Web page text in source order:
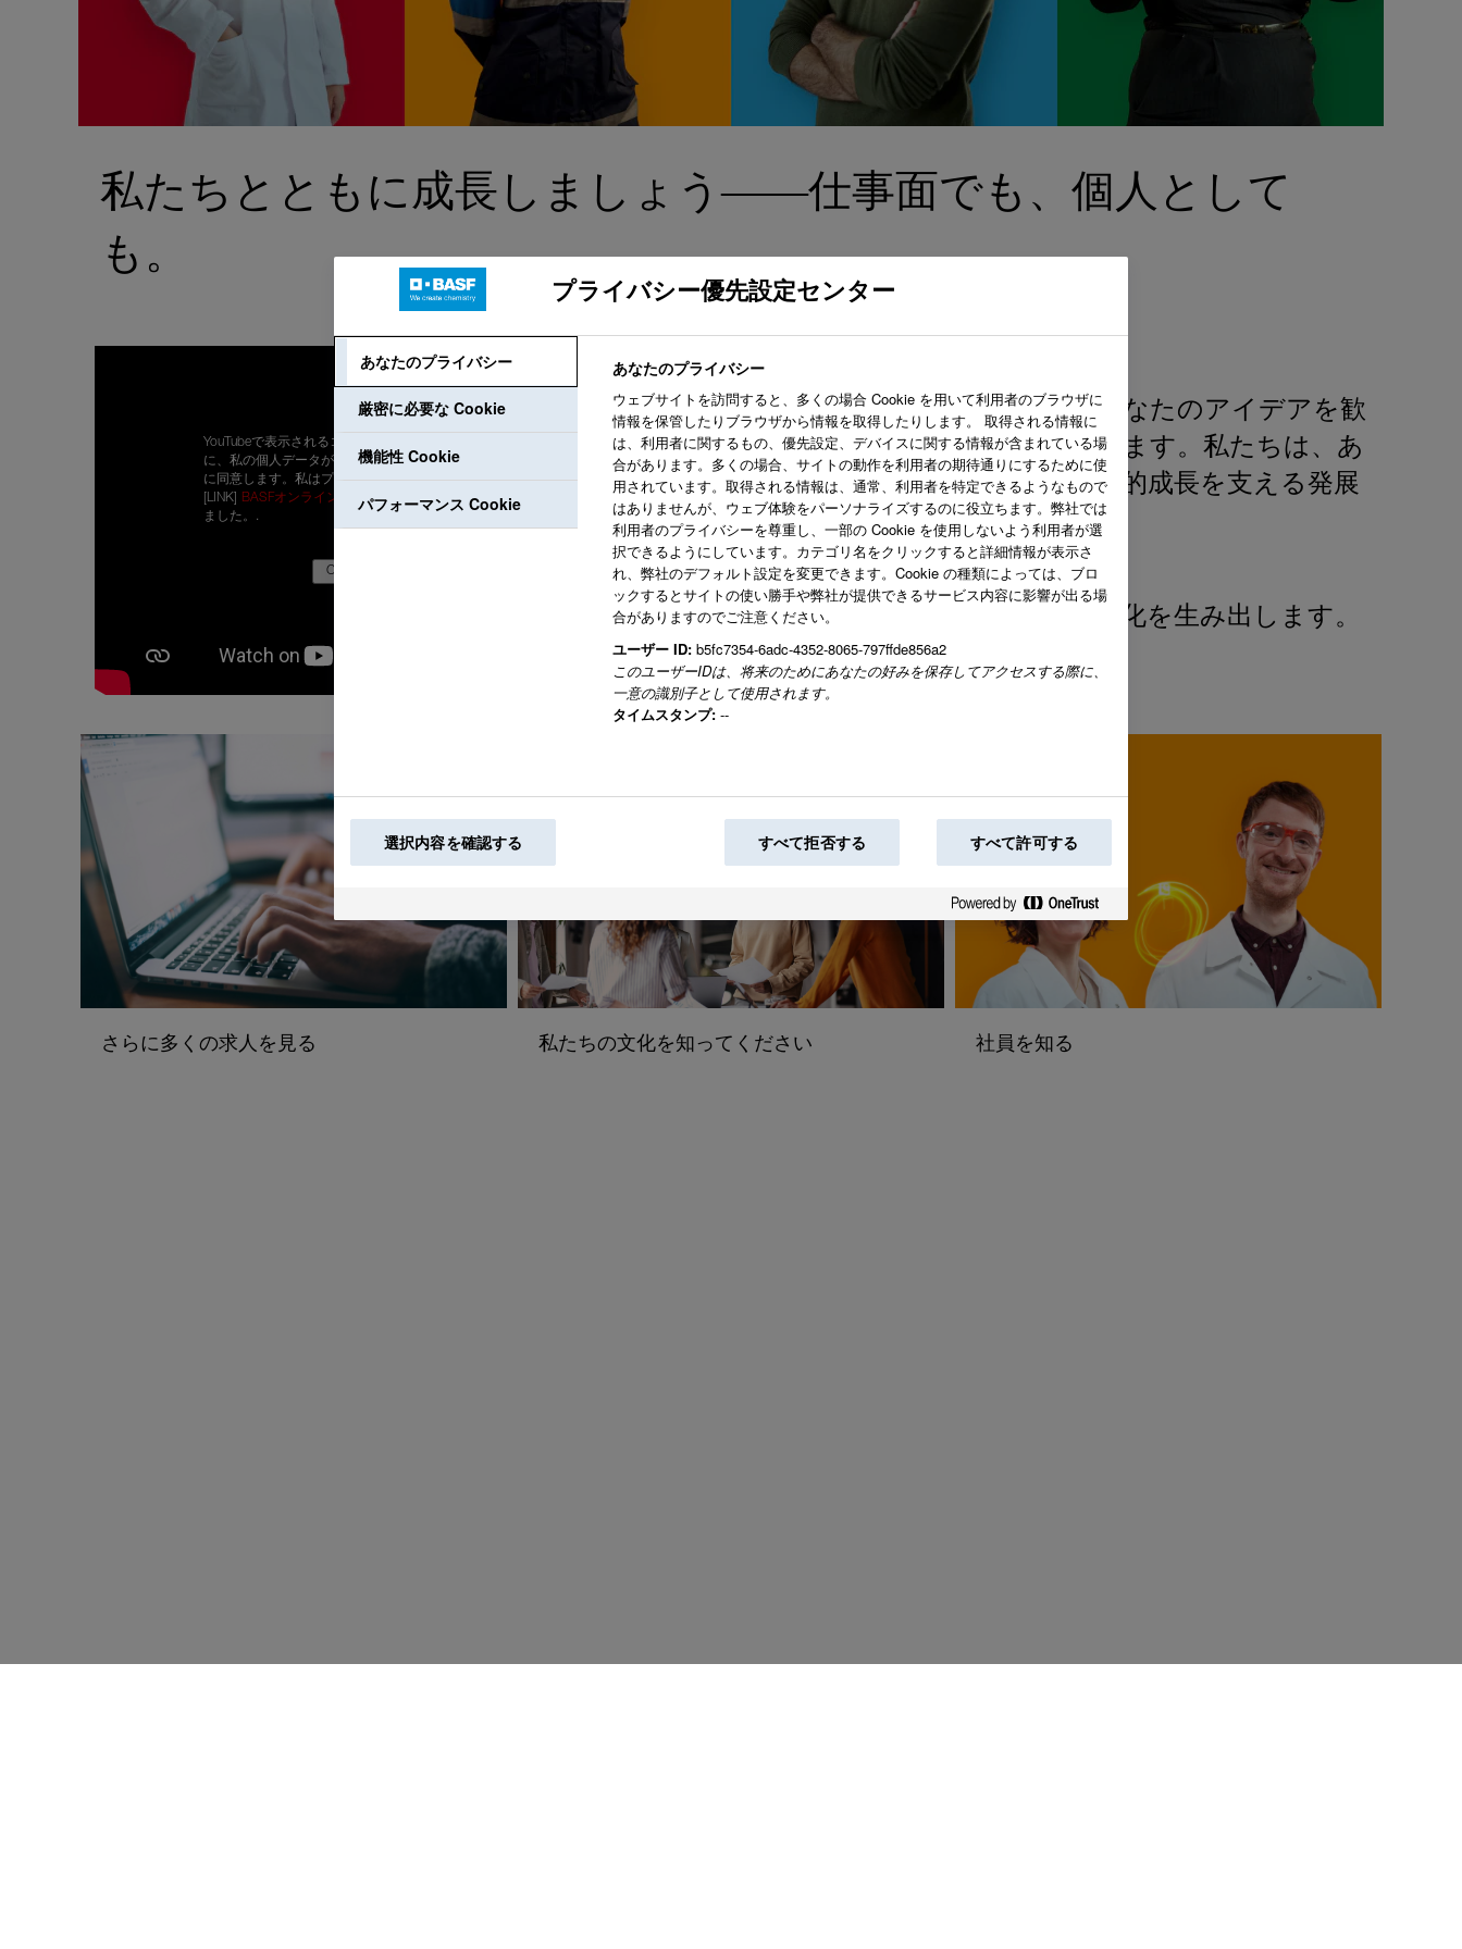
私たちとともに成長しましょう――仕事面でも、個人として
も。
私たちは、あなたを尊重し、あなたのアイデアを歓
迎する職場づくりを目指しています。私たちは、あ
なたの個人としての成長と職業的成長を支える発展
の機会を提供します。
私たちは共に、世界に見たい変化を生み出します。
YouTubeで表示されるコンテンツを視聴するため
に、私の個人データがGoogleに転送されること
に同意します。私はプライバシーポリシー
[LINK]
BASFオンライン データ保護規程を読み
ました。.
さらに多くの求人を見る 私たちの文化を知ってください 社員を知る
プライバシー優先設定センター
あなたのプライバシー
厳密に必要な Cookie
機能性 Cookie
パフォーマンス Cookie
あなたのプライバシー
ウェブサイトを訪問すると、多くの場合 Cookie を用いて利用者のブラウザに
情報を保管したりブラウザから情報を取得したりします。 取得される情報に
は、利用者に関するもの、優先設定、デバイスに関する情報が含まれている場
合があります。多くの場合、サイトの動作を利用者の期待通りにするために使
用されています。取得される情報は、通常、利用者を特定できるようなもので
はありませんが、ウェブ体験をパーソナライズするのに役立ちます。弊社では
利用者のプライバシーを尊重し、一部の Cookie を使用しないよう利用者が選
択できるようにしています。カテゴリ名をクリックすると詳細情報が表示さ
れ、弊社のデフォルト設定を変更できます。Cookie の種類によっては、ブロ
ックするとサイトの使い勝手や弊社が提供できるサービス内容に影響が出る場
合がありますのでご注意ください。
ユーザー ID: b5fc7354-6adc-4352-8065-797ffde856a2
このユーザーIDは、将来のためにあなたの好みを保存してアクセスする際に、
一意の識別子として使用されます。
タイムスタンプ: --
選択内容を確認する すべて拒否する すべて許可する